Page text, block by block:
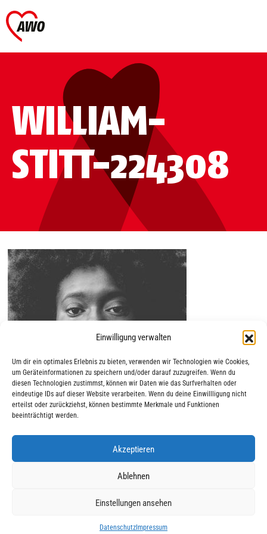
Einwilligung verwalten
Um dir ein optimales Erlebnis zu bieten, verwenden wir Technologien wie Cookies,
um Geräteinformationen zu speichern und/oder darauf zuzugreifen. Wenn du
diesen Technologien zustimmst, können wir Daten wie das Surfverhalten oder
eindeutige IDs auf dieser Website verarbeiten. Wenn du deine Einwillligung nicht
erteilst oder zurückziehst, können bestimmte Merkmale und Funktionen
beeinträchtigt werden.
Akzeptieren
Ablehnen
Einstellungen ansehen
DatenschutzImpressum
WILLIAM-
STITT-224308
| © 2025 AWO Ausbildung